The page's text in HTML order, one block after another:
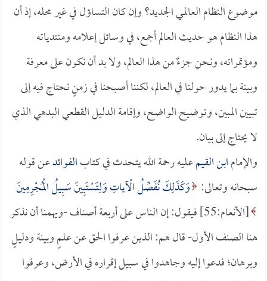
موضوع النظام العالمي الجديد؟ وإن كان التساؤل في غير محله، إذ أن
هذا النظام هو حديث العالم أجمع، في وسائل إعلامه ومنتدياته
ومؤتمراته، ونحن جزءٌ من هذا العالم، ولا بد أن نكون على معرفة
وبينة بما يدور حولنا في العالم، لكننا أصبحنا في زمنٍ نحتاج فيه إلى
تبيين المبين، وتوضيح الواضح، وإقامة الدليل القطعي البدهي الذي
لا يحتاج إلى بيان.
والإمامابن القيمعليه رحمة الله يتحدث في كتابالفوائدعن قوله
سبحانه وتعالى: وَكَذَلِكَ نُفَصِّلُ الْآياتِ وَلِتَسْتَبِينَ سَبِيلُ الْمُجْرِمِينَ
[الأنعام:55] فيقول: إن الناس على أربعة أصناف -ويهمنا أن نذكر
هنا الصنف الأول- قال هم: الذين عرفوا الحق عن علمٍ وبينة ودليلٍ
وبرهان؛ فدعوا إليه وجاهدوا في سبيل إقراره في الأرض، وعرفوا